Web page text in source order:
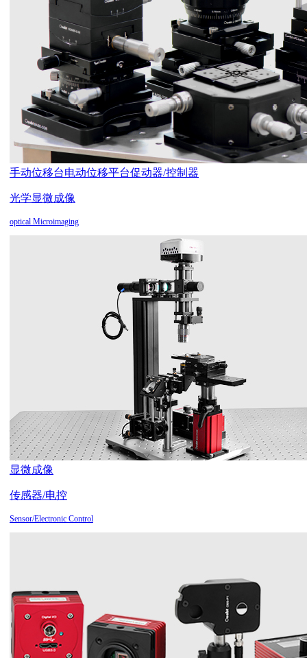
手动位移台电动位移平台促动器/控制器
光学显微成像
optical Microimaging
显微成像
传感器/电控
Sensor/Electronic Control